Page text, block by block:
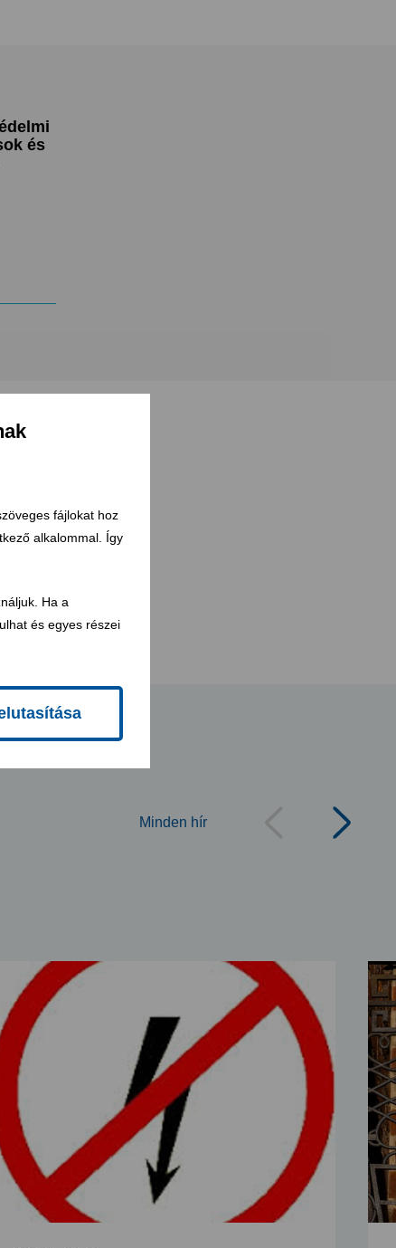
fájlokat hoz
alkalommal. Így
Ha a
és egyes részei
és
Minden hír